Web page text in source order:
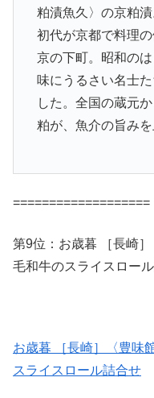
粕漬魚久〉の京粕漬
初代が京都で料理
京の下町。昭和の
味にうるさい名士
した。全国の蔵元
粕が、魚介の旨みを
===================
第9位：お歳暮 ［長崎
毛和牛のスライスロー
お歳暮 ［長崎］〈豊味
スライスロール詰合せ